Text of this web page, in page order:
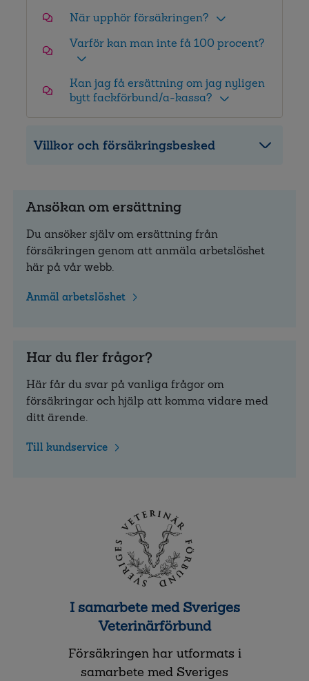
När upphör försäkringen?
Varför kan man inte få 100 procent?
Kan jag få ersättning om jag nyligen
bytt fackförbund/a-kassa?
Villkor och försäkringsbesked
Ansökan om ersättning
Du ansöker själv om ersättning från
försäkringen genom att anmäla arbetslöshet
här på vår webb.
Anmäl arbetslöshet
Har du fler frågor?
Här får du svar på vanliga frågor om
försäkringar och hjälp att komma vidare med
ditt ärende.
Till kundservice
I samarbete med Sveriges
Veterinärförbund
Försäkringen har utformats i
samarbete med Sveriges